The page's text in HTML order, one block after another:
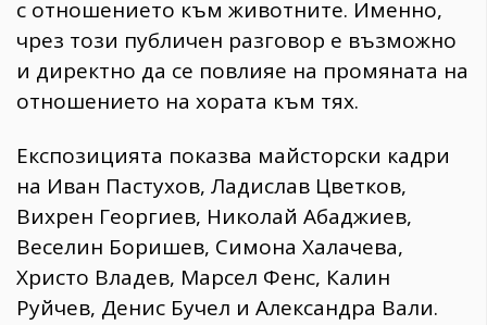
с отношението към животните. Именно,
чрез този публичен разговор е възможно
и директно да се повлияе на промяната на
отношението на хората към тях.
Експозицията показва майсторски кадри
на Иван Пастухов, Ладислав Цветков,
Вихрен Георгиев, Николай Абаджиев,
Веселин Боришев, Симона Халачева,
Христо Владев, Марсел Фенс, Калин
Руйчев, Денис Бучел и Александра Вали.